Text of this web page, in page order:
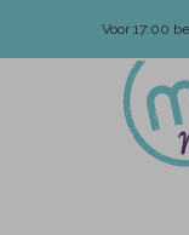
Voor 17:00